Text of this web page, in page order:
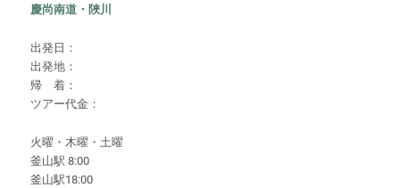
慶尚南道・陜川
出発日：
出発地：
帰 着：
ツアー代金：
火曜・木曜・土曜
釜山駅 8:00
釜山駅18:00